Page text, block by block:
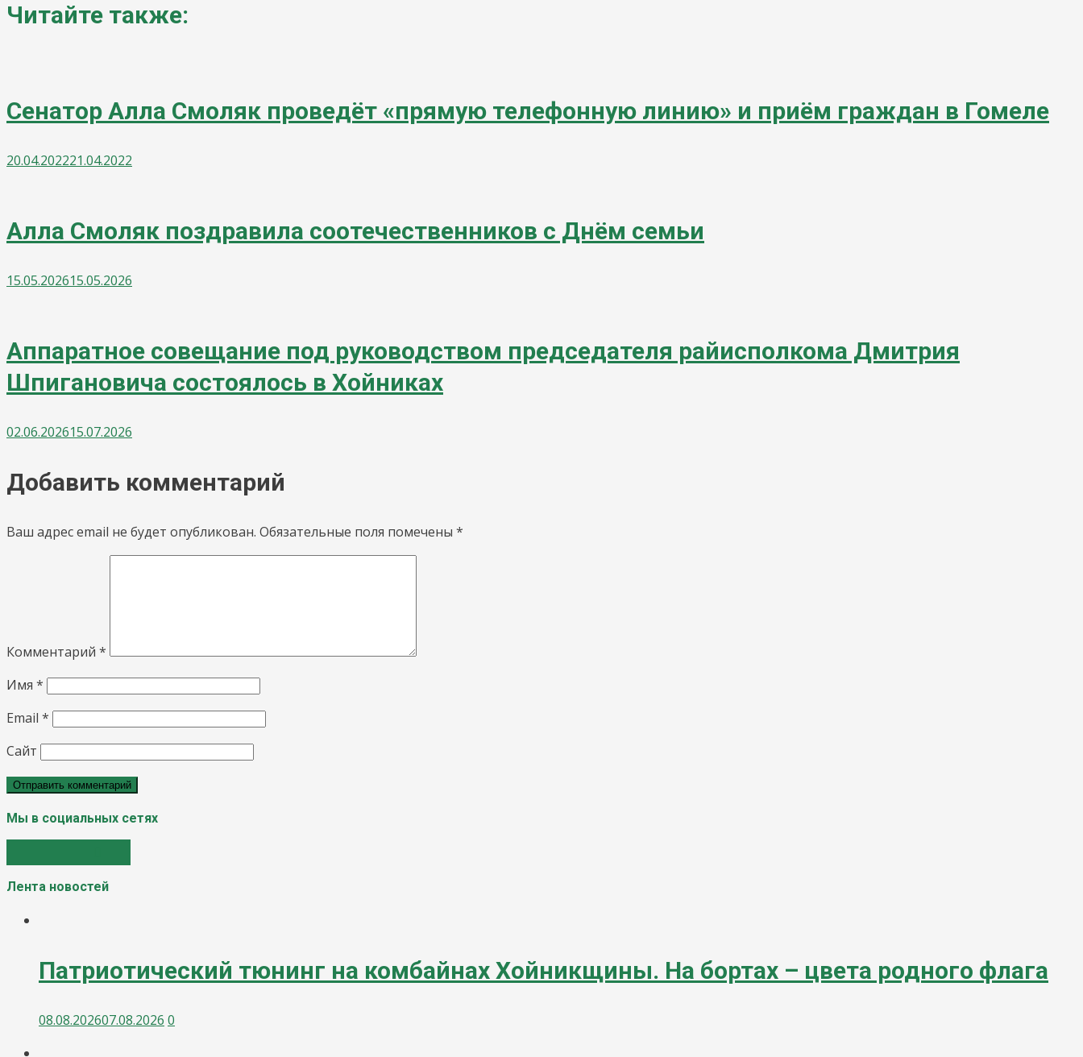
Читайте также:
Сенатор Алла Смоляк проведёт «прямую телефонную линию» и приём граждан в Гомеле
20.04.202221.04.2022
Алла Смоляк поздравила соотечественников с Днём семьи
15.05.202615.05.2026
Аппаратное совещание под руководством председателя райисполкома Дмитрия
Шпигановича состоялось в Хойниках
02.06.202615.07.2026
Добавить комментарий
Ваш адрес email не будет опубликован. Обязательные поля помечены *
Комментарий *
Имя *
Email *
Сайт
Мы в социальных сетях
Лента новостей
Патриотический тюнинг на комбайнах Хойникщины. На бортах – цвета родного флага
08.08.202607.08.2026 0